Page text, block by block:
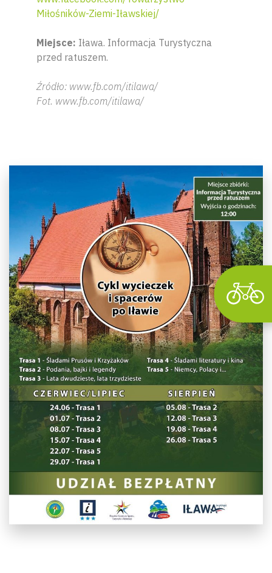
Miłośników-Ziemi-Iławskiej/
Miejsce: Iława. Informacja Turystyczna
przed ratuszem.
Źródło: www.fb.com/itilawa/
Fot. www.fb.com/itilawa/